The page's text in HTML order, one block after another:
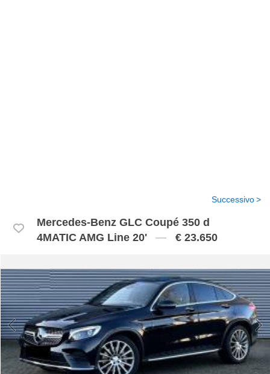
Mercedes-Benz GLC Coupé 350 d
4MATIC AMG Line 20'
€ 23.650
Successivo